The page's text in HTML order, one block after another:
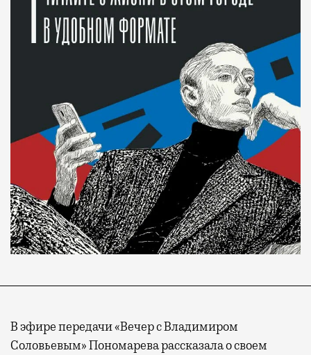
В эфире передачи «Вечер с Владимиром
Соловьевым» Пономарева рассказала о своем